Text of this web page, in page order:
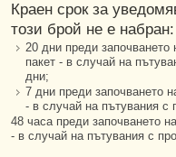
Краен срок за
този брой не е набран:
20 дни преди започването
пакет - в случай на
дни;
7 дни преди започването
- в случай на пътувания с
48 часа преди започването
- в случай на пътувания с